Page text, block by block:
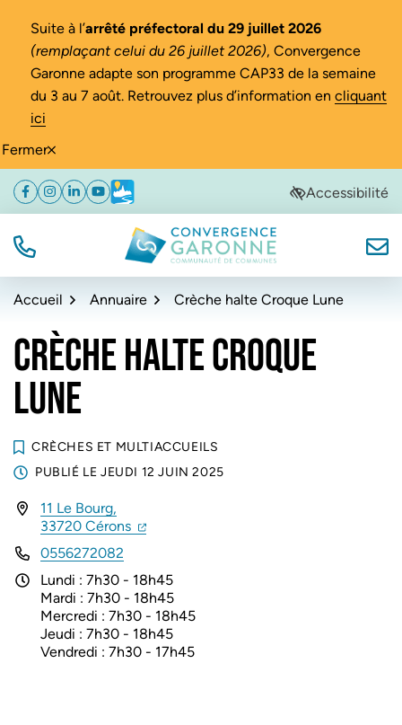
Fermer
Suite à l’arrêté préfectoral du 29 juillet 2026
(remplaçant celui du 26 juillet 2026), Convergence
Garonne adapte son programme CAP33 de la semaine
du 3 au 7 août. Retrouvez plus d’information en cliquant
ici
Aller
navigation
Aller
au
Aller
au
de
Facebook
(ouverture dans un nouvel onglet)
Instagram
(ouverture dans un nouvel onglet)
Linkedin
(ouverture dans un nouvel onglet)
YouTube
(ouverture dans un nouvel onglet)
Météo
(ouverture dans un nouvel onglet)Accessibilité
TÉL. Convergence Garonne
Accueil Annuaire Crèche halte Croque Lune
CRÈCHE HALTE CROQUE
LUNE
CRÈCHES ET MULTIACCUEILS
PUBLIÉ LE JEUDI 12 JUIN 2025
INFOS UTILES
11 Le Bourg,
33720 Cérons (ouverture dans un nouvel onglet)
(ouverture dans un nouvel onglet)
0556272082
Lundi : 7h30 - 18h45
Mardi : 7h30 - 18h45
Mercredi : 7h30 - 18h45
Jeudi : 7h30 - 18h45
Vendredi : 7h30 - 17h45